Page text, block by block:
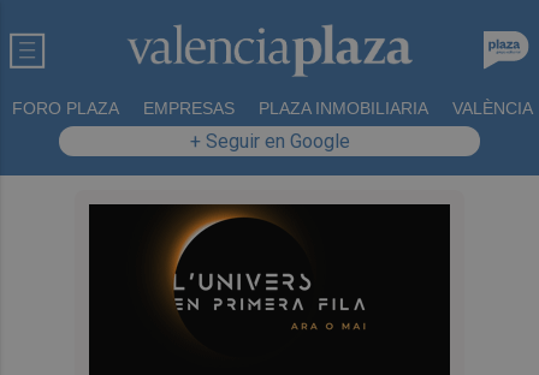
FORO PLAZA EMPRESAS PLAZA INMOBILIARIA VALÈNCIA
+ Seguir en Google